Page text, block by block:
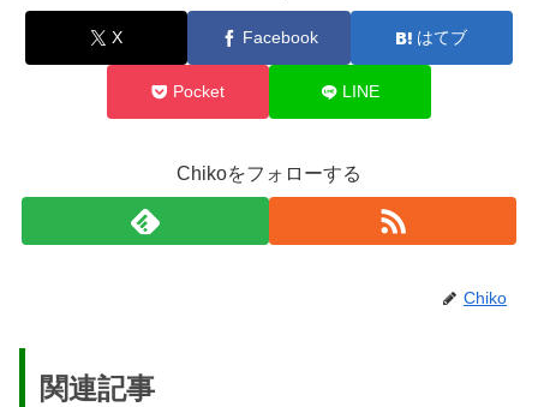
X Facebook はてブ
Pocket LINE
Chikoをフォローする
Chiko
関連記事